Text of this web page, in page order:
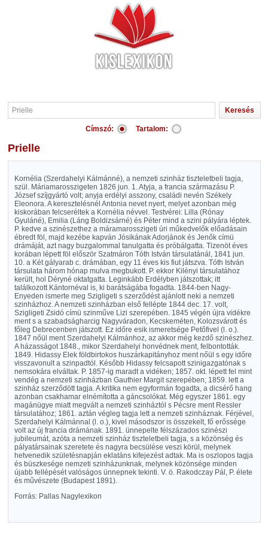
Címszó: Tartalom:
Prielle
Kornélia (Szerdahelyi Kálmánné), a nemzeti szinház tiszteletbeli tagja,
szül. Máriamarosszigeten 1826 jun. 1. Atyja, a francia származásu P.
József szíjgyártó volt; anyja erdélyi asszony, családi nevén Székely
Eleonora. A keresztelésnél Antonia nevet nyert, melyet azonban még
kiskorában felcseréltek a Kornélia névvel. Testvérei: Lilla (Rónay
Gyuláné), Emilia (Láng Boldizsárné) és Péter mind a szini pályára léptek.
P. kedve a szinészethez a máramarosszigeti úri műkedvelők előadásain
ébredt föl, majd kezébe kapván Jósikának Adorjánok és Jenők címü
drámáját, azt nagy buzgalommal tanulgatta és próbálgatta. Tizenöt éves
korában lépett föl először Szatmáron Tóth István társulatánál, 1841 jun.
10. a Két gályarab c. drámában, egy 11 éves kis fiut játszva. Tóth István
társulata három hónap mulva megbukott. P. ekkor Kilényi társulatához
került, hol Déryné oktatgatta. Leginkább Erdélyben játszottak; itt
találkozott Kántornéval is, ki barátságába fogadta. 1844-ben Nagy-
Enyeden ismerte meg Szigligeti s szerződést ajánlott neki a nemzeti
szinházhoz. A nemzeti szinházban első fellépte 1844 dec. 17. volt,
Szigligeti Zsidó címü szinműve Lizi szerepében. 1845 végén újra vidékre
ment s a szabadságharcig Nagyváradon, Kecskeméten, Kolozsvárott és
főleg Debrecenben játszott. Ez időre esik ismeretsége Petőfivel (l. o.).
1847 nőül ment Szerdahelyi Kálmánhoz, az akkor még kezdő szinészhez.
A házasságot 1848., mikor Szerdahelyi honvédnek ment, felbontották.
1849. Hidassy Elek földbirtokos huszárkapitányhoz ment nőül s egy időre
visszavonult a szinpadtól. Később Hidassy felcsapott szinigazgatónak s
nemsokára elváltak. P. 1857-ig maradt a vidéken; 1857. okt. lépett fel mint
vendég a nemzeti szinházban Gauthier Margit szerepében; 1859. lett a
szinház szerződött tagja. A kritika nem egyformán fogadta, a dicsérő hang
azonban csakhamar elnémította a gáncsolókat. Még egyszer 1861. egy
magánügye miatt megvált a nemzeti szinháztól s Pécsre ment Ressler
társulatához; 1861. aztán végleg tagja lett a nemzeti szinháznak. Férjével,
Szerdahelyi Kálmánnal (l. o.), kivel másodszor is összekelt, fő erőssége
volt az új francia drámának. 1891. ünnepelte félszázados szinészi
jubileumát, azóta a nemzeti szinház tiszteletbeli tagja, s a közönség és
pályatársainak szeretete és nagyra becsülése veszi körül, melynek
hetvenedik születésnapján eklatáns kifejezést adtak. Ma is oszlopos tagja
és büszkesége nemzeti szinházunknak, melynek közönsége minden
újabb fellépését valóságos ünnepnek tekinti. V. ö. Rakodczay Pál, P. élete
és művészete (Budapest 1891).
Forrás: Pallas Nagylexikon